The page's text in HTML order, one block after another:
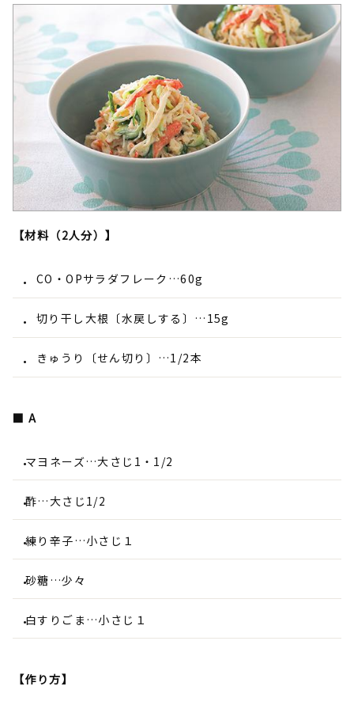
【材料（2人分）】
CO・OPサラダフレーク…60g
切り干し大根〔水戻しする〕…15g
きゅうり〔せん切り〕…1/2本
■ A
マヨネーズ…大さじ1・1/2
酢…大さじ1/2
練り辛子…小さじ１
砂糖…少々
白すりごま…小さじ１
【作り方】